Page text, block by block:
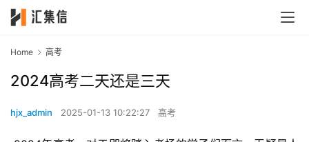
Home 高考
2024高考二天还是三天
hjx_admin 2025-01-13 10:22:27 高考